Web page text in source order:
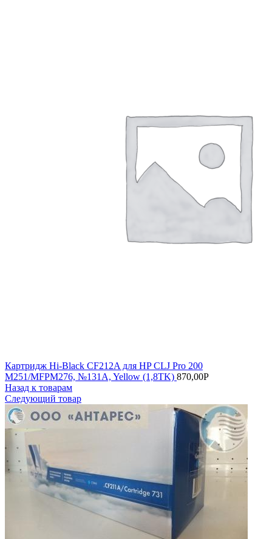
Картридж Hi-Black CF212A для HP CLJ Pro 200
M251/MFPM276, №131A, Yellow (1,8TK) 870,00Р
Назад к товарам
Следующий товар